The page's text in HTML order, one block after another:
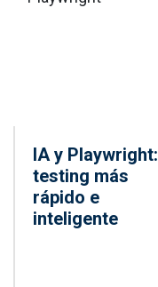
IA y Playwright:
testing más
rápido e
inteligente